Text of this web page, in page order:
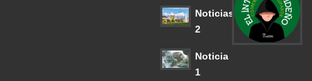
Noticias
2
Noticia
1